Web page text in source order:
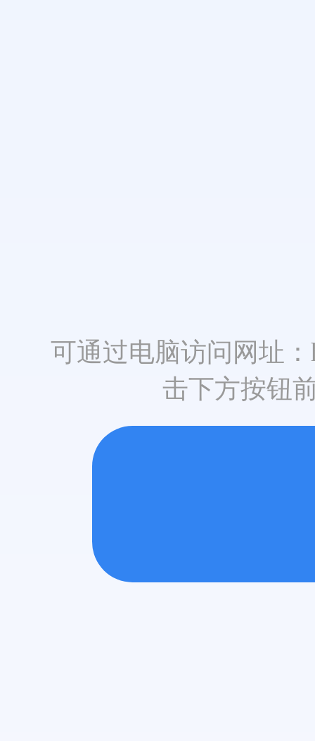
可通过电脑访问网址
击下方按钮